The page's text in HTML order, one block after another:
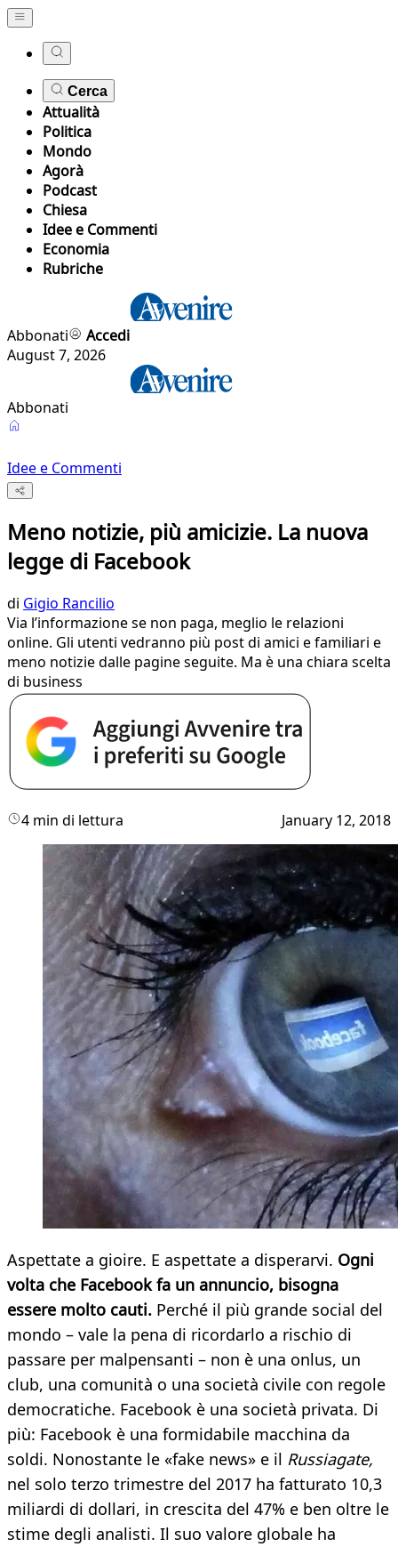
Cerca
Attualità
Politica
Mondo
Agorà
Podcast
Chiesa
Idee e Commenti
Economia
Rubriche
Abbonati
Accedi
August 7, 2026
Abbonati
Idee e Commenti
Meno notizie, più amicizie. La nuova
legge di Facebook
di Gigio Rancilio
Via l’informazione se non paga, meglio le relazioni
online. Gli utenti vedranno più post di amici e familiari e
meno notizie dalle pagine seguite. Ma è una chiara scelta
di business
4 min di lettura January 12, 2018
Aspettate a gioire. E aspettate a disperarvi. Ogni
volta che Facebook fa un annuncio, bisogna
essere molto cauti. Perché il più grande social del
mondo – vale la pena di ricordarlo a rischio di
passare per malpensanti – non è una onlus, un
club, una comunità o una società civile con regole
democratiche. Facebook è una società privata. Di
più: Facebook è una formidabile macchina da
soldi. Nonostante le «fake news» e il Russiagate,
nel solo terzo trimestre del 2017 ha fatturato 10,3
miliardi di dollari, in crescita del 47% e ben oltre le
stime degli analisti. Il suo valore globale ha